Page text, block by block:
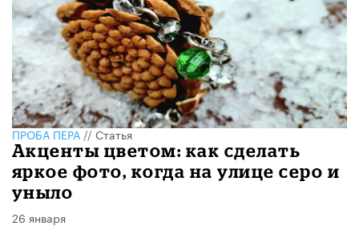
ПРОБА ПЕРА//Статья
Акценты цветом: как сделать
яркое фото, когда на улице серо и
уныло
26 января